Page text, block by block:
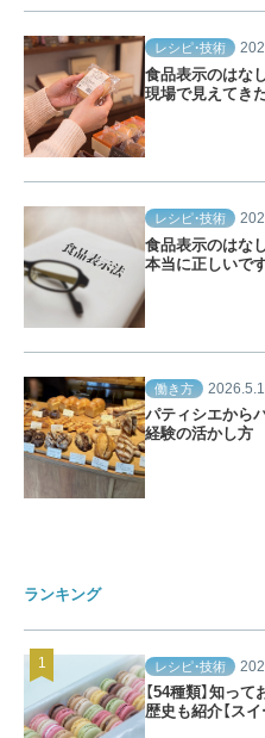
レシピ・技術
食品表示のはな
現場で見えてき
レシピ・技術
食品表示のはな
本当に正しいで
働き方
パティシエから
経験の活かし方
ランキング
レシピ・技術
【54種類】知っ
歴史も紹介【スイ